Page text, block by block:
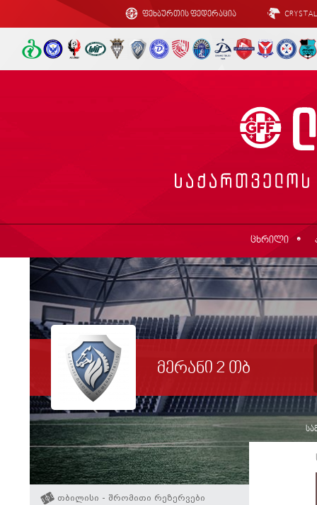
ფეხბურთის ფედერაცია
ცხრილი
მერანი 2 თბ
თბილისი - შრომითი რეზერვები